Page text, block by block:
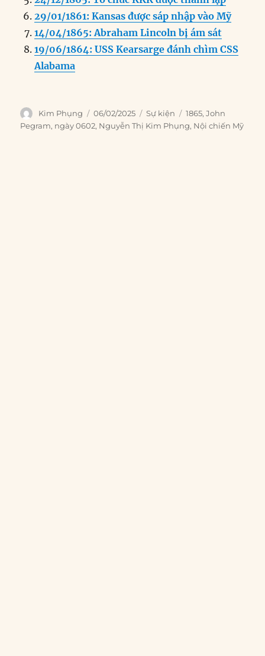
29/01/1861: Kansas được sáp nhập vào Mỹ
14/04/1865: Abraham Lincoln bị ám sát
19/06/1864: USS Kearsarge đánh chìm CSS
Alabama
Author
Kim Phụng
Posted
on
06/02/2025 Categories
Sự kiện Tags
1865,John
Pegram, ngày 0602, Nguyễn Thị Kim Phụng, Nội chiến Mỹ